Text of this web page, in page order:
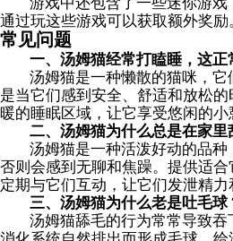
通过玩这些游戏可以获取额外奖励
常见问题
一、汤姆猫经常打瞌睡，这正
汤姆猫是一种懒散的猫咪，
是当它们感到安全、舒适和放松
暖的睡眠区域，让它享受悠闲的小
二、汤姆猫为什么总是在家里
汤姆猫是一种活泼好动的品种
否则会感到无聊和焦躁。提供适合
定期与它们互动，让它们发泄精力
三、汤姆猫为什么老是吐毛球
汤姆猫舔毛的行为常常导致